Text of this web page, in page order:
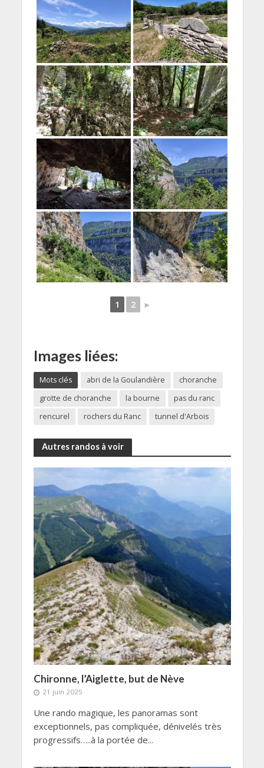
1 2 ►
Images liées:
Mots clés abri de la Goulandière
choranche
grotte de choranche
la bourne
pas du ranc
rencurel
rochers du Ranc tunnel d'Arbois
Autres randos à voir
Chironne, l’Aiglette, but de Nève
21 juin 2025
Une rando magique, les panoramas sont
exceptionnels, pas compliquée, dénivelés très
progressifs…..à la portée de...